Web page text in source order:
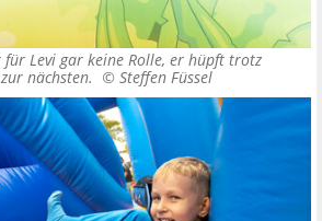
Levi gar keine Rolle, er hüpft trotz
zur nächsten. © Steffen Füssel